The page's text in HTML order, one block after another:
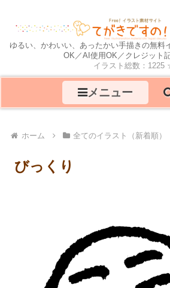
ゆるい、かわいい、あったかい手描きの無
OK／AI使用OK／クレジット
イラスト総数：1225
メニュー
ホーム 全てのイラスト（新着順）
びっくり